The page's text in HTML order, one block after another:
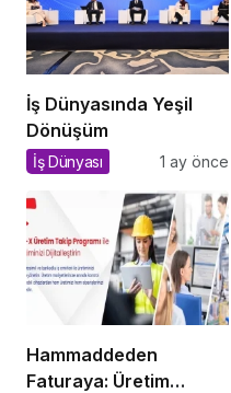
İş Dünyasında Yeşil
Dönüşüm
İş Dünyası 1 ay önce
Hammaddeden
Faturaya: Üretim